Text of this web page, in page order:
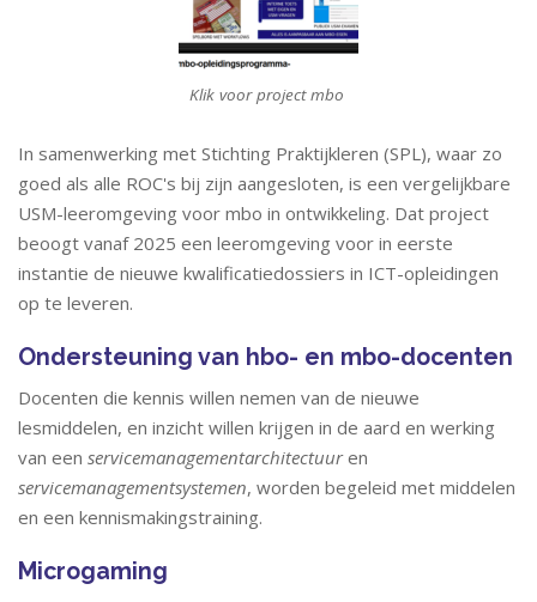
Klik voor project mbo
In samenwerking met Stichting Praktijkleren (SPL), waar zo
goed als alle ROC's bij zijn aangesloten, is een vergelijkbare
USM-leeromgeving voor mbo in ontwikkeling. Dat project
beoogt vanaf 2025 een leeromgeving voor in eerste
instantie de nieuwe kwalificatiedossiers in ICT-opleidingen
op te leveren.
Ondersteuning van hbo- en mbo-docenten
Docenten die kennis willen nemen van de nieuwe
lesmiddelen, en inzicht willen krijgen in de aard en werking
van een servicemanagementarchitectuuren
servicemanagementsystemen, worden begeleid met middelen
en een kennismakingstraining.
Microgaming